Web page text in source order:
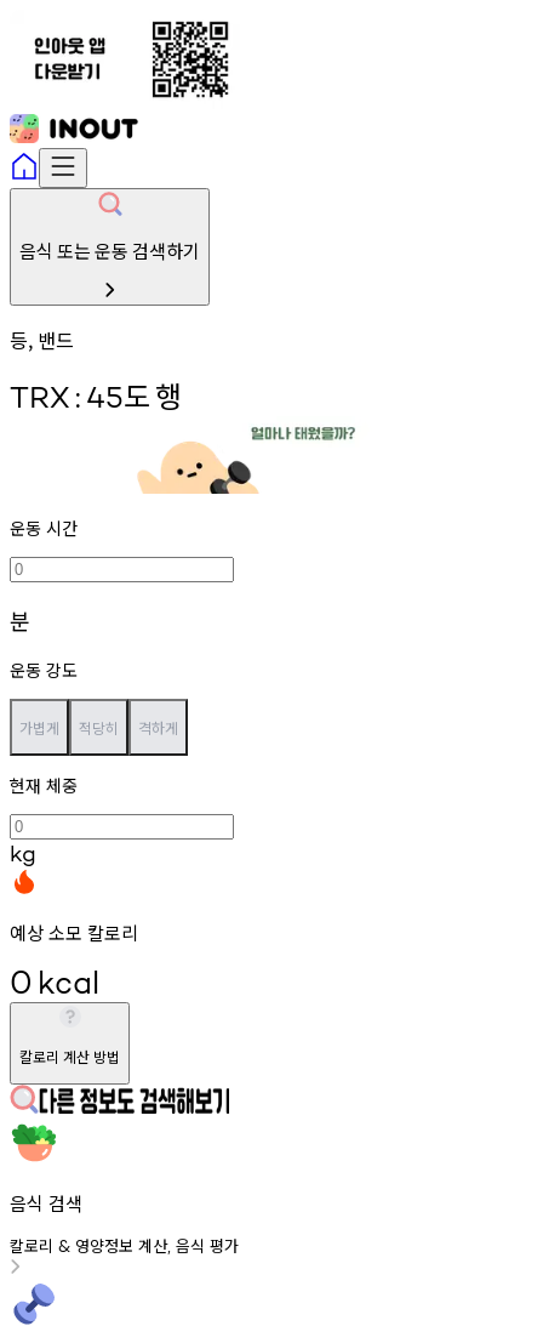
음식 또는 운동 검색하기
등, 밴드
TRX:45도행
운동 시간
분
운동 강도
가볍게 적당히 격하게
현재 체중
kg
예상 소모 칼로리
0 kcal
칼로리 계산 방법
음식 검색
칼로리 & 영양정보 계산, 음식 평가